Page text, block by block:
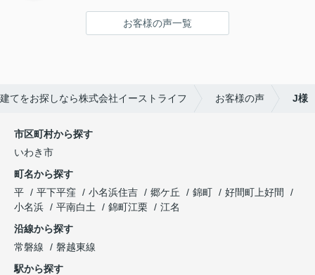
お客様の声一覧
てをお探しなら株式会社イーストライフ お客様の声 J様
市区町村から探す
いわき市
町名から探す
平
平下平窪 小名浜住吉 郷ケ丘 錦町
好間町上好間
小名浜
平南白土 錦町江栗
江名
沿線から探す
常磐線
磐越東線
駅から探す